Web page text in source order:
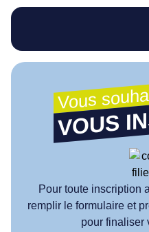
Vous
VOUS
Pour toute inscription
remplir le formulaire et
pour finaliser